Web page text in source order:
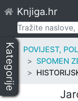
to
content
Knjiga.hr
Pretraži:
Kategorije
POVIJEST,
SPOMEN